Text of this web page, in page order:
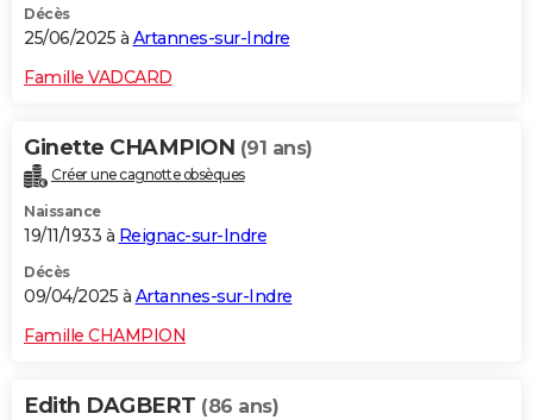
Décès
25/06/2025 à Artannes-sur-Indre
Famille VADCARD
Ginette CHAMPION (91 ans)
Créer une cagnotte obsèques
Naissance
19/11/1933 à Reignac-sur-Indre
Décès
09/04/2025 à Artannes-sur-Indre
Famille CHAMPION
Edith DAGBERT (86 ans)